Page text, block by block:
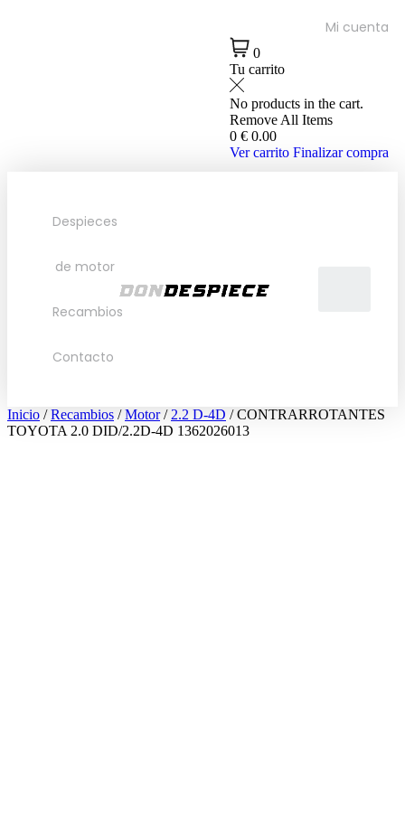
Mi cuenta
0
Tu carrito
No products in the cart.
Remove All Items
0 € 0.00
Ver carrito Finalizar compra
Despieces
de motor
Recambios
Contacto
Inicio /Recambios /Motor/ 2.2 D-4D / CONTRARROTANTES
TOYOTA 2.0 DID/2.2D-4D 1362026013